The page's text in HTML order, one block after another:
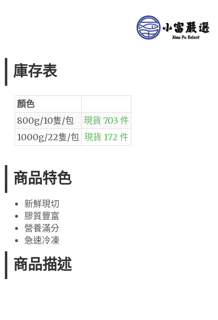
庫存表
顏色
800g/10隻/包
現貨 703 件
1000g/22隻/包 現貨 172 件
商品特色
新鮮現切
膠質豐富
營養滿分
急速冷凍
商品描述